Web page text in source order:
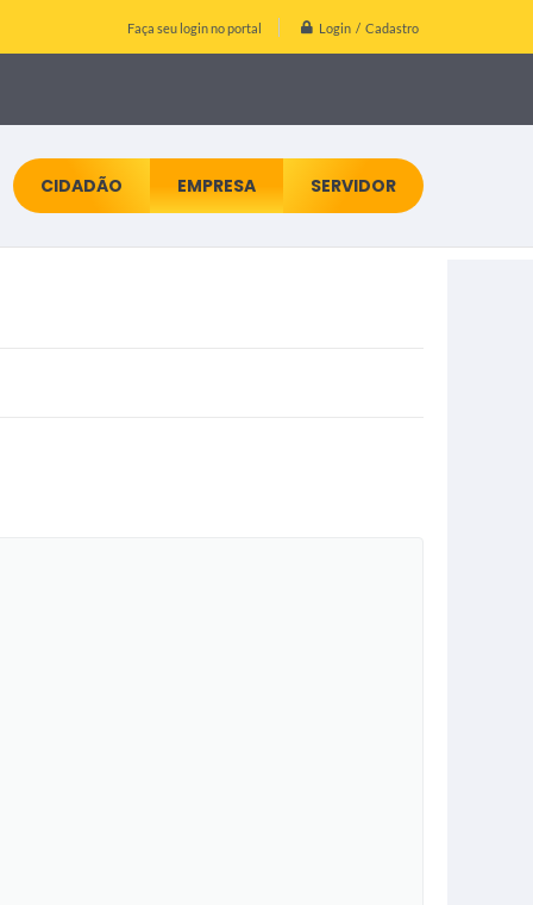
Faça seu login no portal Login / Cadastro
CIDADÃO EMPRESA SERVIDOR